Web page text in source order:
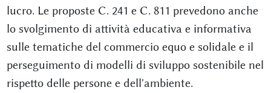
lucro. Le proposte C. 241 e C. 811 prevedono anche
lo svolgimento di attività educativa e informativa
sulle tematiche del commercio equo e solidale e il
perseguimento di modelli di sviluppo sostenibile nel
rispetto delle persone e dell'ambiente.